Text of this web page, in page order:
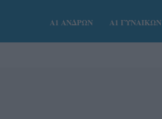
Α1 ΑΝΔΡΩΝ Α1 ΓΥΝΑΙΚΩΝ